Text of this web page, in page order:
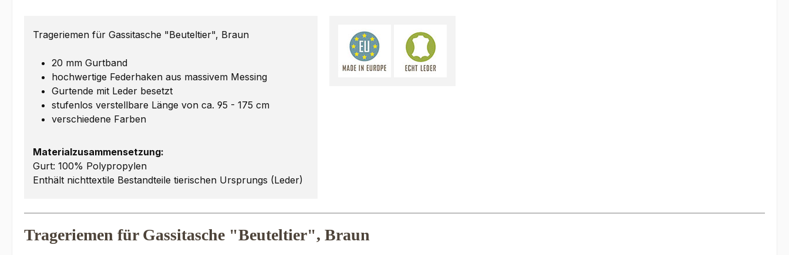
Trageriemen für Gassitasche "Beuteltier", Braun
20 mm Gurtband
hochwertige Federhaken aus massivem Messing
Gurtende mit Leder besetzt
stufenlos verstellbare Länge von ca. 95 - 175 cm
verschiedene Farben
Materialzusammensetzung:
Gurt: 100% Polypropylen
Enthält nichttextile Bestandteile tierischen Ursprungs (Leder)
Trageriemen für Gassitasche "Beuteltier", Braun